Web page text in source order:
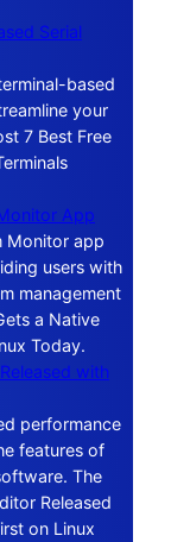
Serial
based
your
7 Best Free
App
Monitor app
users with
management
a Native
Today.
with
performance
features of
The
Released
on Linux